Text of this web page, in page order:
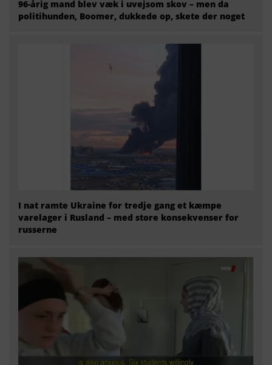
96-årig mand blev væk i uvejsom skov – men da
politihunden, Boomer, dukkede op, skete der noget
I nat ramte Ukraine for tredje gang et kæmpe
varelager i Rusland – med store konsekvenser for
russerne